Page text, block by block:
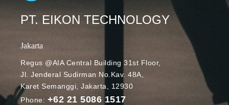
PT. EIKON TECHNOLOGY
Jakarta
Regus @AIA Central Building 31st Floor,
Jl. Jenderal Sudirman No.Kav. 48A,
Karet Semanggi, Jakarta, 12930
Phone: +62 21 5086 1517